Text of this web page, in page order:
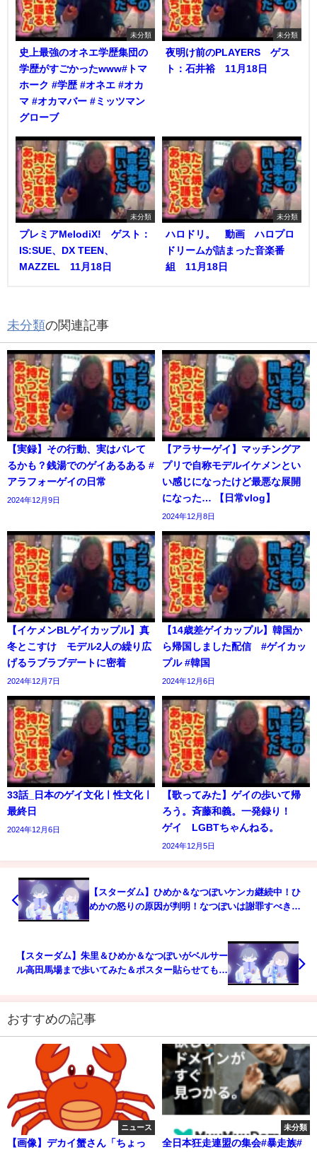
未分類
史上最強のオネエ学歴集団の
学歴がすごかったwww#トマ
ホーク #学歴 #オネエ #オカ
マ #オカマバー #ミッツマン
グローブ
未分類
夜明け前のPLAYERS ゲス
ト：石井裕 11月18日
未分類
プレミアMelodiX! ゲスト：
IS:SUE、DX TEEN、
MAZZEL 11月18日
未分類
ハロドリ。 動画 ハロプロ
ドリームが詰まった音楽番
組 11月18日
未分類の関連記事
【実録】その行動、実はバレて
るかも？銭湯でのゲイあるある #
アラフォーゲイの日常
2024年12月9日
【アラサーゲイ】マッチングア
プリで自称モデルイケメンとい
い感じになったけど最悪な展開
になった… 【日常vlog】
2024年12月8日
【イケメンBLゲイカップル】真
冬とこすけ モデル2人の繰り広
げるラブラブデートに密着
2024年12月7日
【14歳差ゲイカップル】韓国か
ら帰国しました配信 #ゲイカッ
プル #韓国
2024年12月6日
33話_日本のゲイ文化ㅣ性文化ㅣ
最終日
2024年12月6日
【歌ってみた】ゲイの歩いて帰
ろう。斉藤和義。一発録り！
ゲイ LGBTちゃんねる。
2024年12月5日
【スターダム】ひめか＆なつぽいケンカ継続中！ひ
めかの怒りの原因が判明！なつぽいは謝罪すべきな
【スターダム】朱里＆ひめか＆なつぽいがベルサー
ル高田馬場まで歩いてみた＆ポスター貼らせてもら
おすすめの記事
ニュース
【画像】デカイ蟹さん「ちょっ
未分類
全日本狂走連盟の集会#暴走族#